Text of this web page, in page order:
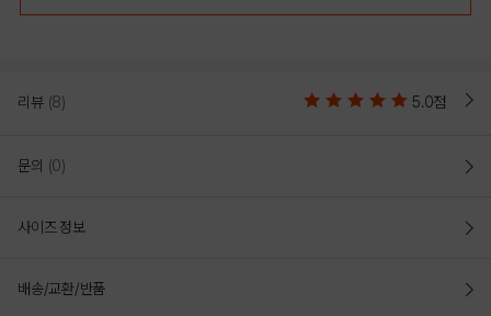
리뷰 (8) 5.0점
문의 (0)
사이즈 정보
배송/교환/반품